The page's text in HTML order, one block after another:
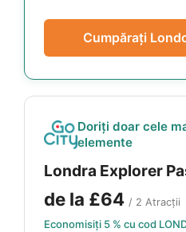
Cumpărați
Doriți doar cele
elemente
Londra Explorer
de la £64 / 2 Atracții
Economisiți 5 % cu cod